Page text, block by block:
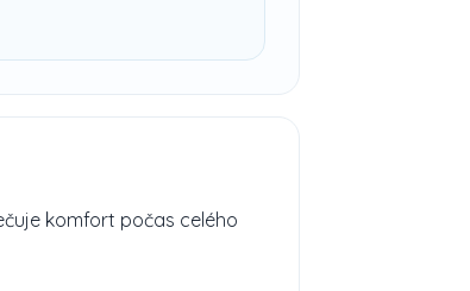
komfort počas celého